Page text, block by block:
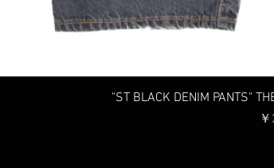
クイ
"ST BLACK DENIM PANTS"